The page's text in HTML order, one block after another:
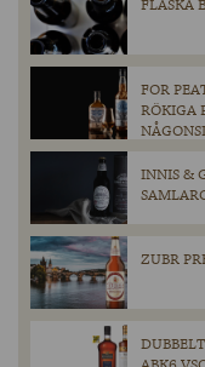
FLASKA
FOR
RÖKIGA
INNIS &
ZUBR